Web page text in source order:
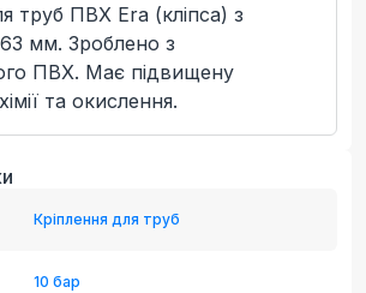
труб ПВХ Era (кліпса) з
мм. Зроблено з
ПВХ. Має підвищену
та окислення.
Кріплення для труб
10 бар